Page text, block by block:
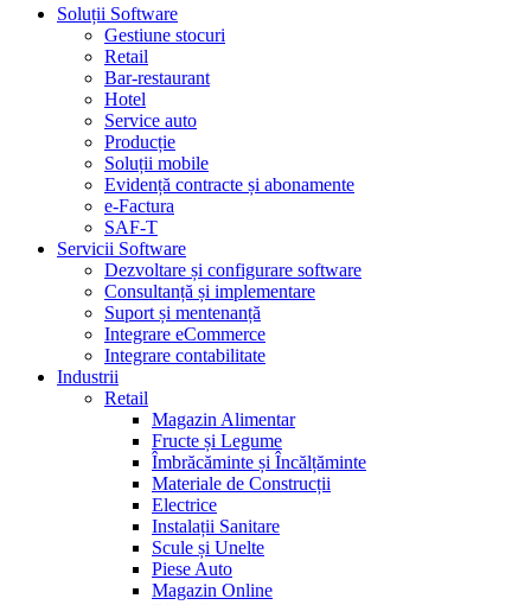
Close
Soluții Software
Gestiune stocuri
Retail
Bar-restaurant
Hotel
Service auto
Producție
Soluții mobile
Evidență contracte și abonamente
e-Factura
SAF-T
Servicii Software
Dezvoltare și configurare software
Consultanță și implementare
Suport și mentenanță
Integrare eCommerce
Integrare contabilitate
Industrii
Retail
Magazin Alimentar
Fructe și Legume
Îmbrăcăminte și Încălțăminte
Materiale de Construcții
Electrice
Instalații Sanitare
Scule și Unelte
Piese Auto
Magazin Online